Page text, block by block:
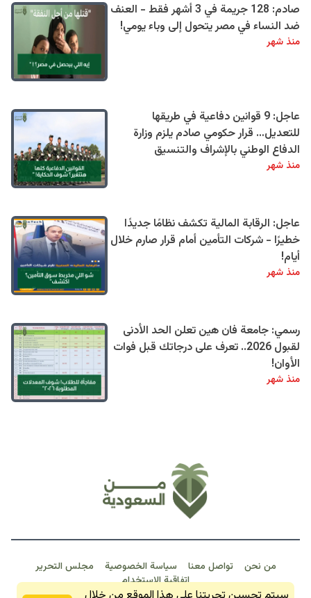
صادم: 128 جريمة في 3 أشهر فقط - العنف
ضد النساء في مصر يتحول إلى وباء يومي!
منذ شهر
عاجل: 9 قوانين دفاعية في طريقها
للتعديل… قرار حكومي صادم يلزم وزارة
الدفاع الوطني بالإشراف والتنسيق
منذ شهر
عاجل: الرقابة المالية تكشف نظامًا جديدًا
خطيرًا - شركات التأمين أمام قرار صارم خلال
أيام!
منذ شهر
رسمي: جامعة فان هين تعلن الحد الأدنى
لقبول 2026.. تعرف على درجاتك قبل فوات
الأوان!
منذ شهر
من نحن تواصل معنا سياسة الخصوصية
مجلس التحرير
اتفاقية الاستخدام